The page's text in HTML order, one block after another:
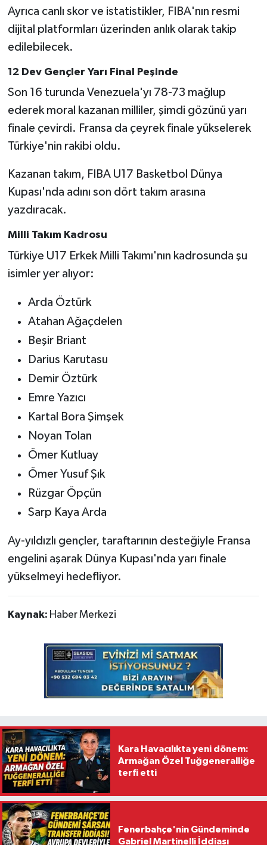
Ayrıca canlı skor ve istatistikler, FIBA'nın resmi
dijital platformları üzerinden anlık olarak takip
edilebilecek.
12 Dev Gençler Yarı Final Peşinde
Son 16 turunda Venezuela'yı 78-73 mağlup
ederek moral kazanan milliler, şimdi gözünü yarı
finale çevirdi. Fransa da çeyrek finale yükselerek
Türkiye'nin rakibi oldu.
Kazanan takım, FIBA U17 Basketbol Dünya
Kupası'nda adını son dört takım arasına
yazdıracak.
Milli Takım Kadrosu
Türkiye U17 Erkek Milli Takımı'nın kadrosunda şu
isimler yer alıyor:
Arda Öztürk
Atahan Ağaçdelen
Beşir Briant
Darius Karutasu
Demir Öztürk
Emre Yazıcı
Kartal Bora Şimşek
Noyan Tolan
Ömer Kutluay
Ömer Yusuf Şık
Rüzgar Öpçün
Sarp Kaya Arda
Ay-yıldızlı gençler, taraftarının desteğiyle Fransa
engelini aşarak Dünya Kupası'nda yarı finale
yükselmeyi hedefliyor.
Kaynak: Haber Merkezi
Kara Havacılıkta yeni dönem:
Armağan Özel Tuğgeneralliğe
terfi etti
Fenerbahçe'nin Gündeminde
Gabriel Martinelli İddiası